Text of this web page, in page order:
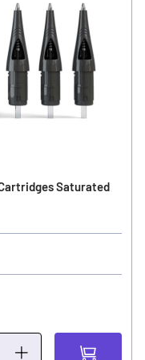
Saturated